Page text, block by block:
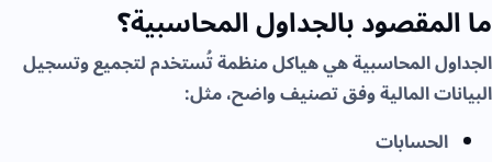
ما المقصود بالجداول المحاسبية؟
الجداول المحاسبية هي هياكل منظمة تُستخدم لتجميع وتسجيل
البيانات المالية وفق تصنيف واضح، مثل:
الحسابات